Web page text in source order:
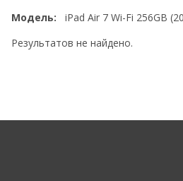
Модель: iPad Air 7 Wi-Fi 256GB
Результатов не найдено.